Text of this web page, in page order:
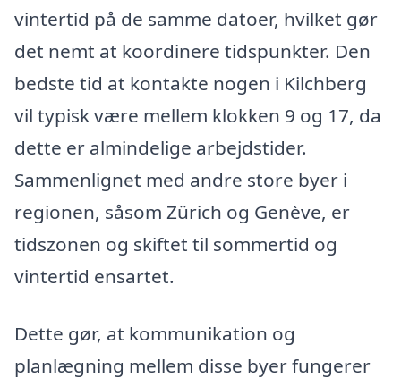
vintertid på de samme datoer, hvilket gør
det nemt at koordinere tidspunkter. Den
bedste tid at kontakte nogen i Kilchberg
vil typisk være mellem klokken 9 og 17, da
dette er almindelige arbejdstider.
Sammenlignet med andre store byer i
regionen, såsom Zürich og Genève, er
tidszonen og skiftet til sommertid og
vintertid ensartet.
Dette gør, at kommunikation og
planlægning mellem disse byer fungerer